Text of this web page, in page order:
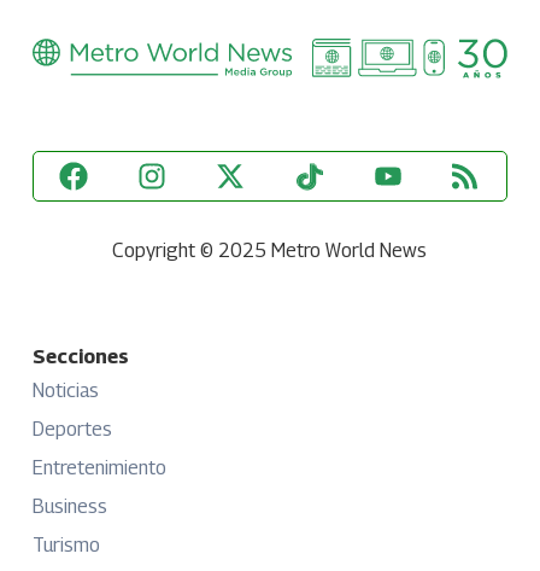
Copyright © 2025 Metro World News
Secciones
Noticias
Deportes
Entretenimiento
Business
Turismo